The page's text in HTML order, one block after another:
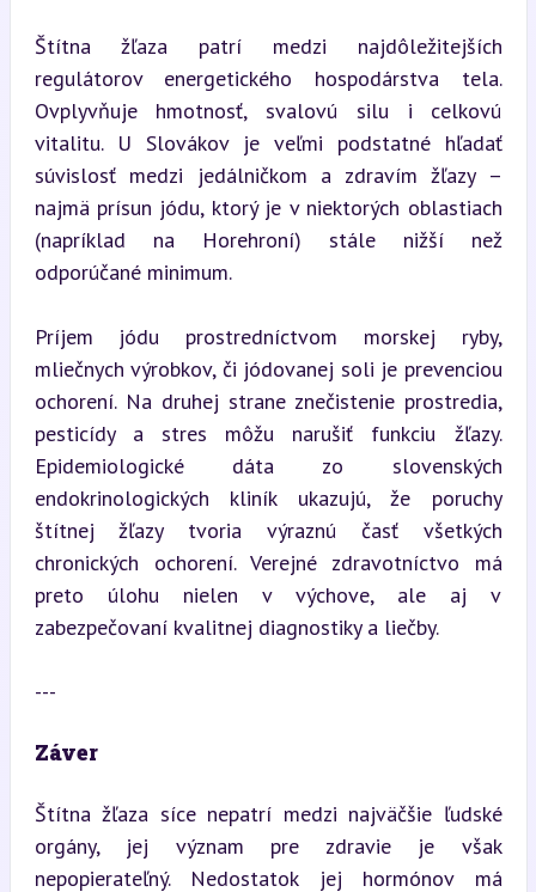
Štítna žľaza patrí medzi najdôležitejších
regulátorov energetického hospodárstva tela.
Ovplyvňuje hmotnosť, svalovú silu i celkovú
vitalitu. U Slovákov je veľmi podstatné hľadať
súvislosť medzi jedálničkom a zdravím žľazy –
najmä prísun jódu, ktorý je v niektorých oblastiach
(napríklad na Horehroní) stále nižší než
odporúčané minimum.
Príjem jódu prostredníctvom morskej ryby,
mliečnych výrobkov, či jódovanej soli je prevenciou
ochorení. Na druhej strane znečistenie prostredia,
pesticídy a stres môžu narušiť funkciu žľazy.
Epidemiologické dáta zo slovenských
endokrinologických kliník ukazujú, že poruchy
štítnej žľazy tvoria výraznú časť všetkých
chronických ochorení. Verejné zdravotníctvo má
preto úlohu nielen v výchove, ale aj v
zabezpečovaní kvalitnej diagnostiky a liečby.
---
Záver
Štítna žľaza síce nepatrí medzi najväčšie ľudské
orgány, jej význam pre zdravie je však
nepopierateľný. Nedostatok jej hormónov má